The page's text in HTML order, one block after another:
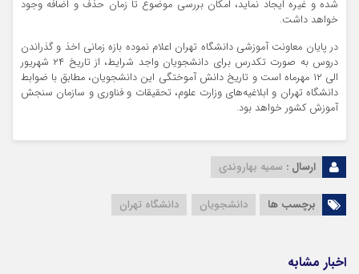
شده و غیره ایجاد نماید، امکان بررسی موضوع تا زمان حذف و اضافه وجود
خواهد داشت.
در پایان معاونت آموزشی دانشگاه تهران اعلام نموده بازه زمانی اخذ و گذراندن
دروس به صورت تکدرس برای دانشجویان واجد شرایط‌، از تاریخ ۲۴ شهریور
الی ۱۲ مهرماه است و تاریخ دانش آموختگی این دانشجویان، مطابق با ضوابط
دانشگاه تهران و ابلاغیه‌های وزارت علوم، تحقیقات و فناوری و سازمان سنجش
آموزش کشور خواهد بود.
ارسال : سمیه بهاروندی
برچسب ها دانشجویان دانشگاه تهران
اخبار مشابه